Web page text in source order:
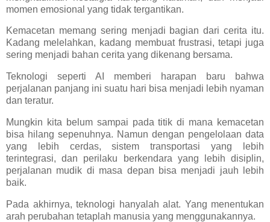
momen emosional yang tidak tergantikan.
Kemacetan memang sering menjadi bagian dari cerita itu.
Kadang melelahkan, kadang membuat frustrasi, tetapi juga
sering menjadi bahan cerita yang dikenang bersama.
Teknologi seperti AI memberi harapan baru bahwa
perjalanan panjang ini suatu hari bisa menjadi lebih nyaman
dan teratur.
Mungkin kita belum sampai pada titik di mana kemacetan
bisa hilang sepenuhnya. Namun dengan pengelolaan data
yang lebih cerdas, sistem transportasi yang lebih
terintegrasi, dan perilaku berkendara yang lebih disiplin,
perjalanan mudik di masa depan bisa menjadi jauh lebih
baik.
Pada akhirnya, teknologi hanyalah alat. Yang menentukan
arah perubahan tetaplah manusia yang menggunakannya.